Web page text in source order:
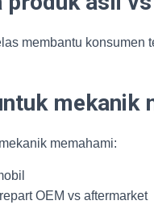
membantu konsumen
mekanik
memahami:
OEM vs aftermarket